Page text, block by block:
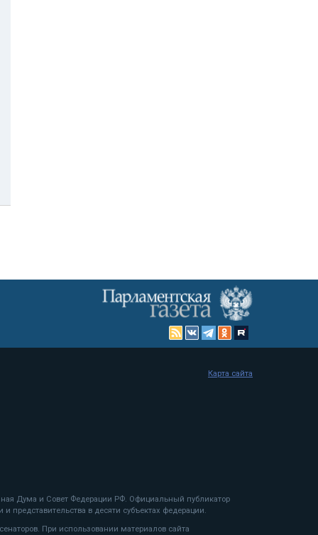
Дума и Совет Федерации РФ. Официальный публикатор
представительства в десяти субъектах федерации.
При использовании материалов сайта
Карта сайта